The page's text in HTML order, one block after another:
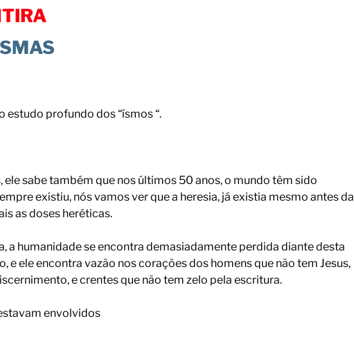
estudo profundo dos “ísmos “.
sabe também que nos últimos 50 anos, o mundo têm sido
existiu, nós vamos ver que a heresia, já existia mesmo antes da
as doses heréticas.
a humanidade se encontra demasiadamente perdida diante desta
ele encontra vazão nos corações dos homens que não tem Jesus,
e crentes que não tem zelo pela escritura.
envolvidos